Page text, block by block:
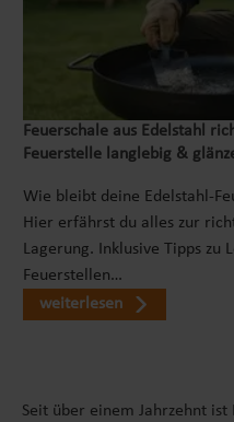
Feuerschale aus Edelstahl
Feuerstelle langlebig &
Wie bleibt deine Edelstahl-
Hier erfährst du alles zur
Lagerung. Inklusive Tipps zu
Feuerstellen…
weiterlesen
Seit über einem Jahrzehnt